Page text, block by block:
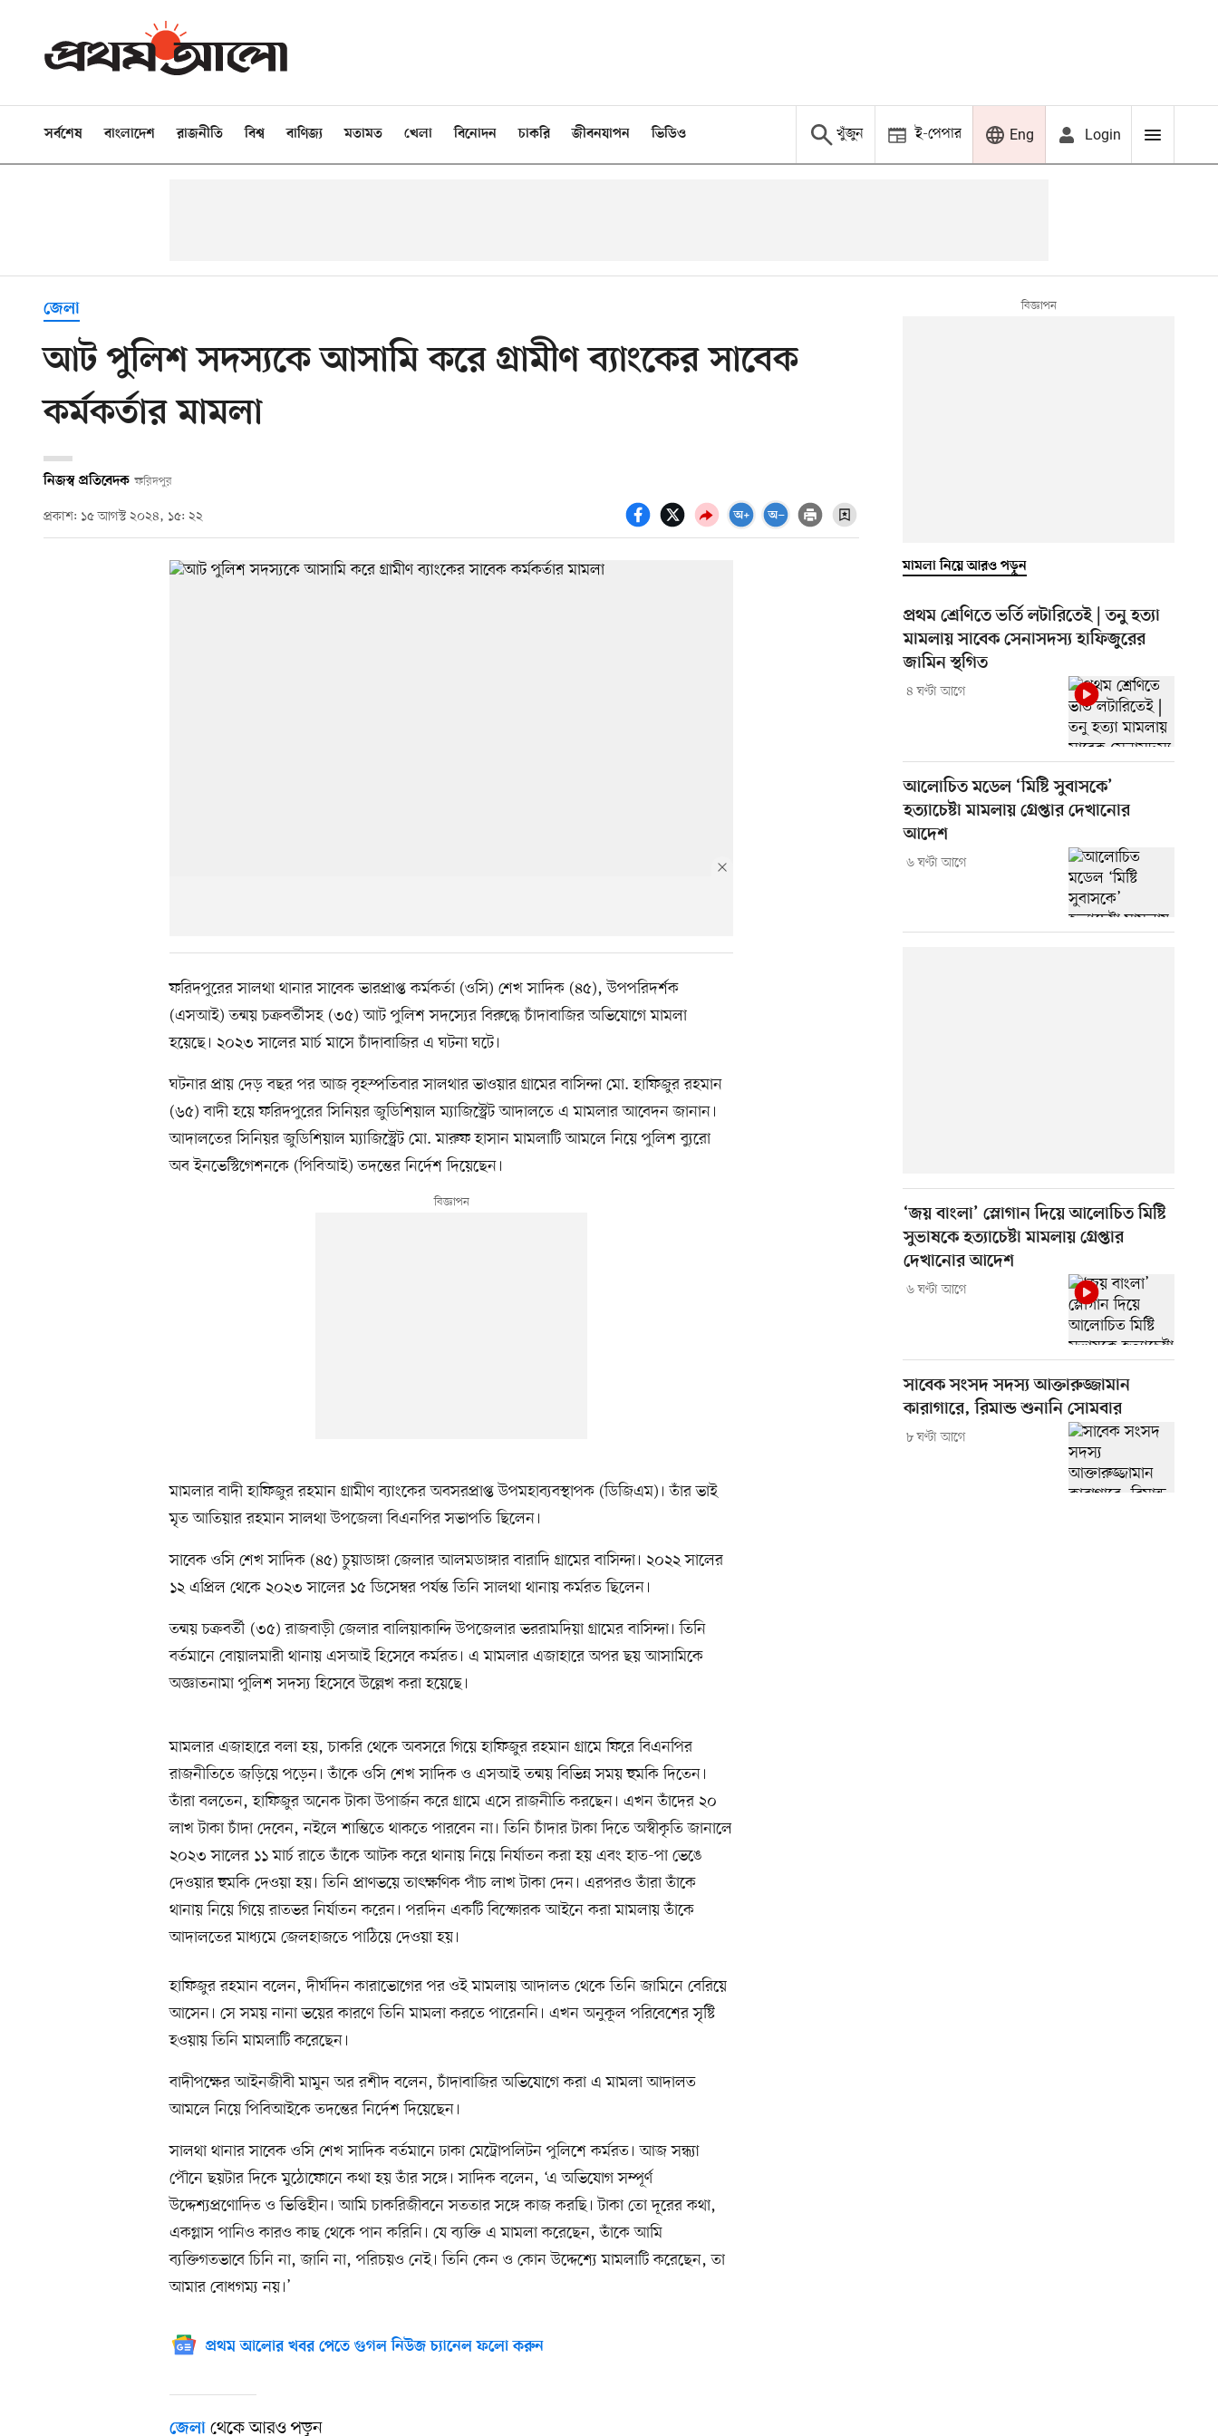
সর্বশেষ বাংলাদেশ রাজনীতি বিশ্ব বাণিজ্য মতামত খেলা বিনোদন চাকরি জীবনযাপন ভিডিও খুঁজুন ই-পেপার Eng Login
জেলা
আট পুলিশ সদস্যকে আসামি করে গ্রামীণ ব্যাংকের সাবেক
কর্মকর্তার মামলা
নিজস্ব প্রতিবেদক ফরিদপুর
প্রকাশ: ১৫ আগস্ট ২০২৪, ১৫: ২২
ফরিদপুরের সালথা থানার সাবেক ভারপ্রাপ্ত কর্মকর্তা (ওসি) শেখ সাদিক (৪৫), উপপরিদর্শক
(এসআই) তন্ময় চক্রবর্তীসহ (৩৫) আট পুলিশ সদস্যের বিরুদ্ধে চাঁদাবাজির অভিযোগে মামলা
হয়েছে। ২০২৩ সালের মার্চ মাসে চাঁদাবাজির এ ঘটনা ঘটে।
ঘটনার প্রায় দেড় বছর পর আজ বৃহস্পতিবার সালথার ভাওয়ার গ্রামের বাসিন্দা মো. হাফিজুর রহমান
(৬৫) বাদী হয়ে ফরিদপুরের সিনিয়র জুডিশিয়াল ম্যাজিস্ট্রেট আদালতে এ মামলার আবেদন জানান।
আদালতের সিনিয়র জুডিশিয়াল ম্যাজিস্ট্রেট মো. মারুফ হাসান মামলাটি আমলে নিয়ে পুলিশ ব্যুরো
অব ইনভেস্টিগেশনকে (পিবিআই) তদন্তের নির্দেশ দিয়েছেন।
মামলার বাদী হাফিজুর রহমান গ্রামীণ ব্যাংকের অবসরপ্রাপ্ত উপমহাব্যবস্থাপক (ডিজিএম)। তাঁর ভাই
মৃত আতিয়ার রহমান সালথা উপজেলা বিএনপির সভাপতি ছিলেন।
সাবেক ওসি শেখ সাদিক (৪৫) চুয়াডাঙ্গা জেলার আলমডাঙ্গার বারাদি গ্রামের বাসিন্দা। ২০২২ সালের
১২ এপ্রিল থেকে ২০২৩ সালের ১৫ ডিসেম্বর পর্যন্ত তিনি সালথা থানায় কর্মরত ছিলেন।
তন্ময় চক্রবর্তী (৩৫) রাজবাড়ী জেলার বালিয়াকান্দি উপজেলার ভররামদিয়া গ্রামের বাসিন্দা। তিনি
বর্তমানে বোয়ালমারী থানায় এসআই হিসেবে কর্মরত। এ মামলার এজাহারে অপর ছয় আসামিকে
অজ্ঞাতনামা পুলিশ সদস্য হিসেবে উল্লেখ করা হয়েছে।
মামলার এজাহারে বলা হয়, চাকরি থেকে অবসরে গিয়ে হাফিজুর রহমান গ্রামে ফিরে বিএনপির
রাজনীতিতে জড়িয়ে পড়েন। তাঁকে ওসি শেখ সাদিক ও এসআই তন্ময় বিভিন্ন সময় হুমকি দিতেন।
তাঁরা বলতেন, হাফিজুর অনেক টাকা উপার্জন করে গ্রামে এসে রাজনীতি করছেন। এখন তাঁদের ২০
লাখ টাকা চাঁদা দেবেন, নইলে শান্তিতে থাকতে পারবেন না। তিনি চাঁদার টাকা দিতে অস্বীকৃতি জানালে
২০২৩ সালের ১১ মার্চ রাতে তাঁকে আটক করে থানায় নিয়ে নির্যাতন করা হয় এবং হাত-পা ভেঙে
দেওয়ার হুমকি দেওয়া হয়। তিনি প্রাণভয়ে তাৎক্ষণিক পাঁচ লাখ টাকা দেন। এরপরও তাঁরা তাঁকে
থানায় নিয়ে গিয়ে রাতভর নির্যাতন করেন। পরদিন একটি বিস্ফোরক আইনে করা মামলায় তাঁকে
আদালতের মাধ্যমে জেলহাজতে পাঠিয়ে দেওয়া হয়।
হাফিজুর রহমান বলেন, দীর্ঘদিন কারাভোগের পর ওই মামলায় আদালত থেকে তিনি জামিনে বেরিয়ে
আসেন। সে সময় নানা ভয়ের কারণে তিনি মামলা করতে পারেননি। এখন অনুকূল পরিবেশের সৃষ্টি
হওয়ায় তিনি মামলাটি করেছেন।
বাদীপক্ষের আইনজীবী মামুন অর রশীদ বলেন, চাঁদাবাজির অভিযোগে করা এ মামলা আদালত
আমলে নিয়ে পিবিআইকে তদন্তের নির্দেশ দিয়েছেন।
সালথা থানার সাবেক ওসি শেখ সাদিক বর্তমানে ঢাকা মেট্রোপলিটন পুলিশে কর্মরত। আজ সন্ধ্যা
পৌনে ছয়টার দিকে মুঠোফোনে কথা হয় তাঁর সঙ্গে। সাদিক বলেন, ‘এ অভিযোগ সম্পূর্ণ
উদ্দেশ্যপ্রণোদিত ও ভিত্তিহীন। আমি চাকরিজীবনে সততার সঙ্গে কাজ করছি। টাকা তো দূরের কথা,
একগ্লাস পানিও কারও কাছ থেকে পান করিনি। যে ব্যক্তি এ মামলা করেছেন, তাঁকে আমি
ব্যক্তিগতভাবে চিনি না, জানি না, পরিচয়ও নেই। তিনি কেন ও কোন উদ্দেশ্যে মামলাটি করেছেন, তা
আমার বোধগম্য নয়।’
প্রথম আলোর খবর পেতে গুগল নিউজ চ্যানেল ফলো করুন
জেলা থেকে আরও পড়ুন
মামলা নিয়ে আরও পড়ুন
প্রথম শ্রেণিতে ভর্তি লটারিতেই | তনু হত্যা
মামলায় সাবেক সেনাসদস্য হাফিজুরের
জামিন স্থগিত
৪ ঘণ্টা আগে
আলোচিত মডেল ‘মিষ্টি সুবাসকে’
হত্যাচেষ্টা মামলায় গ্রেপ্তার দেখানোর
আদেশ
৬ ঘণ্টা আগে
‘জয় বাংলা’ স্লোগান দিয়ে আলোচিত মিষ্টি
সুভাষকে হত্যাচেষ্টা মামলায় গ্রেপ্তার
দেখানোর আদেশ
৬ ঘণ্টা আগে
সাবেক সংসদ সদস্য আক্তারুজ্জামান
কারাগারে, রিমান্ড শুনানি সোমবার
৮ ঘণ্টা আগে